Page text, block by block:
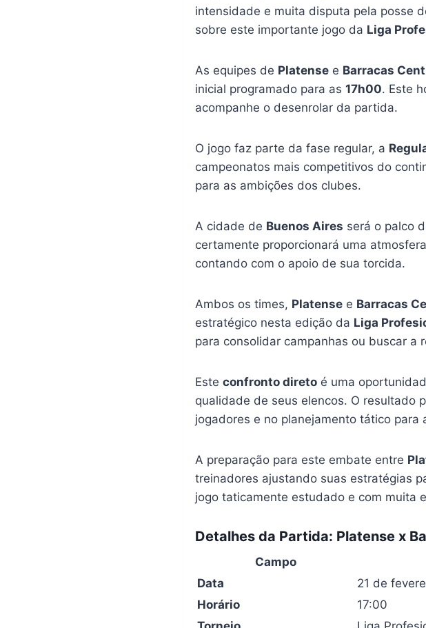
intensidade e muita disputa pela posse
sobre este importante jogo da Liga
As equipes de Platensee Barracas
inicial programado para as 17h00. Este
acompanhe o desenrolar da partida.
O jogo faz parte da fase regular, a
campeonatos mais competitivos do
para as ambições dos clubes.
A cidade de Buenos Aires será o palco
certamente proporcionará uma
contando com o apoio de sua torcida.
Ambos os times, Platensee Barracas
estratégico nesta edição da Liga
para consolidar campanhas ou buscar a
Este confronto diretoé uma
qualidade de seus elencos. O resultado
jogadores e no planejamento tático para
A preparação para este embate entre
treinadores ajustando suas estratégias
jogo taticamente estudado e com muita
Detalhes da Partida: Platense x
Campo
Data
21 de
Horário
17:00